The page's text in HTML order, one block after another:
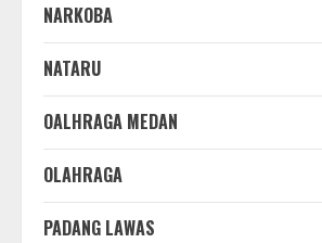
NARKOBA
NATARU
OALHRAGA MEDAN
OLAHRAGA
PADANG LAWAS